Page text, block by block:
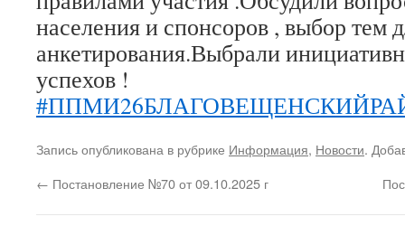
населения и спонсоров , выбор тем
анкетирования.Выбрали
успехов !
Запись опубликована в рубрике Информация, Новости.
← Постановление №70 от 09.10.2025 г